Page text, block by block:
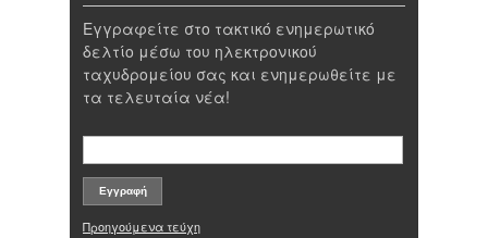
Εγγραφείτε στο τακτικό ενημερωτικό
δελτίο μέσω του ηλεκτρονικού
ταχυδρομείου σας και ενημερωθείτε με
τα τελευταία νέα!
Προηγούμενα τεύχη